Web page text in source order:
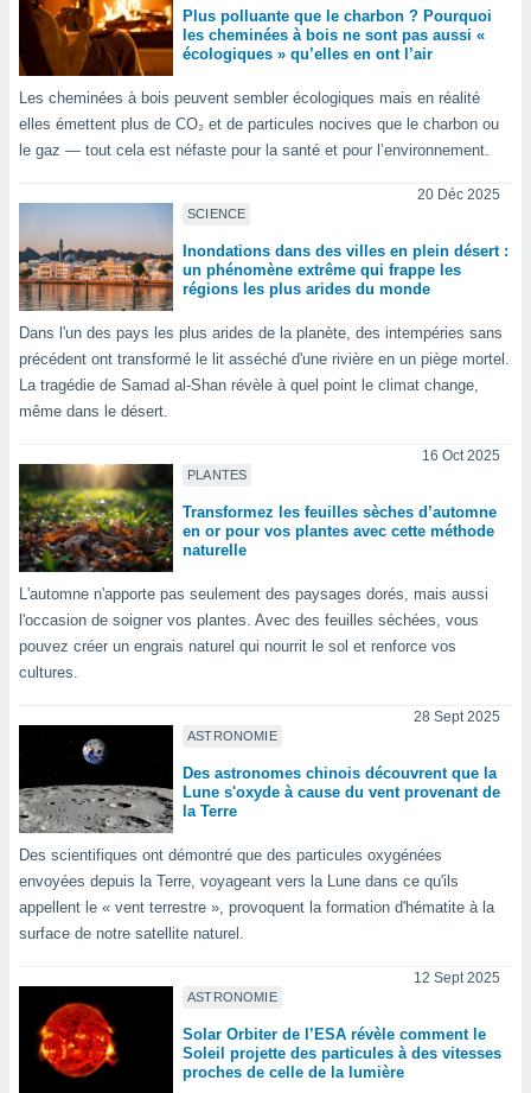
des
votre
ce site
IP et
sur
Pour ce
à
en
«
» ou
nos
Plus polluante que le charbon ? Pourquoi
les cheminées à bois ne sont pas aussi «
écologiques » qu’elles en ont l’air
Les cheminées à bois peuvent sembler écologiques mais en réalité
elles émettent plus de CO₂ et de particules nocives que le charbon ou
le gaz — tout cela est néfaste pour la santé et pour l’environnement.
SCIENCE
20 Déc 2025
Inondations dans des villes en plein désert :
un phénomène extrême qui frappe les
régions les plus arides du monde
Dans l'un des pays les plus arides de la planète, des intempéries sans
précédent ont transformé le lit asséché d'une rivière en un piège mortel.
La tragédie de Samad al-Shan révèle à quel point le climat change,
même dans le désert.
PLANTES
16 Oct 2025
Transformez les feuilles sèches d’automne
en or pour vos plantes avec cette méthode
naturelle
L'automne n'apporte pas seulement des paysages dorés, mais aussi
l'occasion de soigner vos plantes. Avec des feuilles séchées, vous
pouvez créer un engrais naturel qui nourrit le sol et renforce vos
cultures.
ASTRONOMIE
28 Sept 2025
Des astronomes chinois découvrent que la
Lune s'oxyde à cause du vent provenant de
la Terre
Des scientifiques ont démontré que des particules oxygénées
envoyées depuis la Terre, voyageant vers la Lune dans ce qu'ils
appellent le « vent terrestre », provoquent la formation d'hématite à la
surface de notre satellite naturel.
ASTRONOMIE
12 Sept 2025
Solar Orbiter de l’ESA révèle comment le
Soleil projette des particules à des vitesses
proches de celle de la lumière